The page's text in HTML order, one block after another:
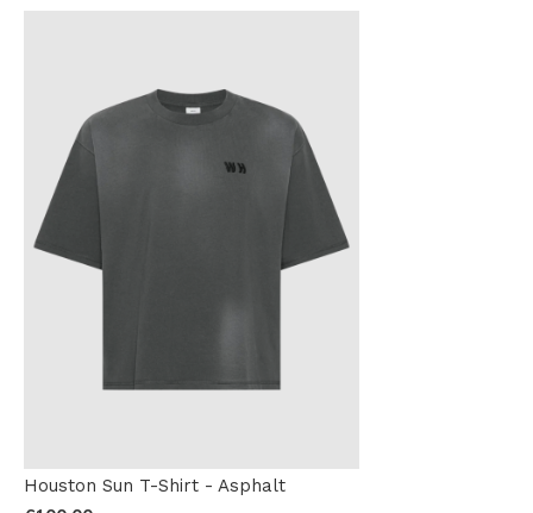
Houston Sun T-Shirt - Asphalt